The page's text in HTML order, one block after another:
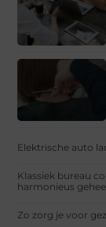
Elektrische auto
Klassiek bureau
harmonieus
Zo zorg je voor